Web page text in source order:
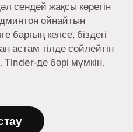
сендей жақсы көретін
ойнайтын
барғың келсе, біздегі
астам тілде сөйлейтін
де бәрі мүмкін.